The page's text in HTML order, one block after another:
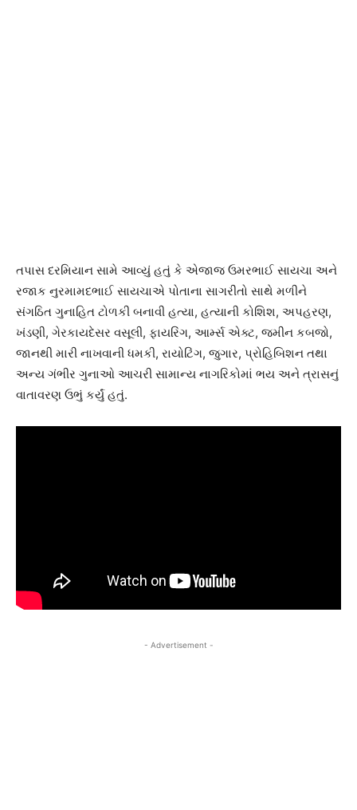
તપાસ દરમિયાન સામે આવ્યું હતું કે એજાજ ઉમરભાઈ સાયચા અને
રજાક નુરમામદભાઈ સાયચાએ પોતાના સાગરીતો સાથે મળીને
સંગઠિત ગુનાહિત ટોળકી બનાવી હત્યા, હત્યાની કોશિશ, અપહરણ,
ખંડણી, ગેરકાયદેસર વસૂલી, ફાયરિંગ, આર્મ્સ એક્ટ, જમીન કબજો,
જાનથી મારી નાખવાની ધમકી, રાયોટિંગ, જુગાર, પ્રોહિબિશન તથા
અન્ય ગંભીર ગુનાઓ આચરી સામાન્ય નાગરિકોમાં ભય અને ત્રાસનું
વાતાવરણ ઉભું કર્યું હતું.
- Advertisement -